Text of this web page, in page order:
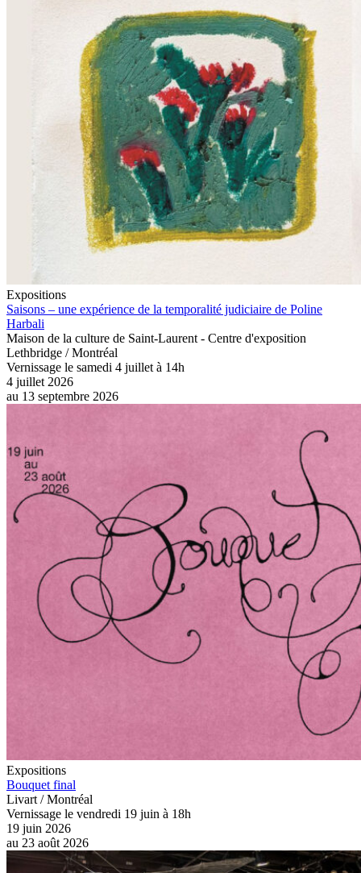
Expositions
Saisons – une expérience de la temporalité judiciaire de Poline
Harbali
Maison de la culture de Saint-Laurent - Centre d'exposition
Lethbridge / Montréal
Vernissage le samedi 4 juillet à 14h
4 juillet 2026
au 13 septembre 2026
Expositions
Bouquet final
Livart / Montréal
Vernissage le vendredi 19 juin à 18h
19 juin 2026
au 23 août 2026